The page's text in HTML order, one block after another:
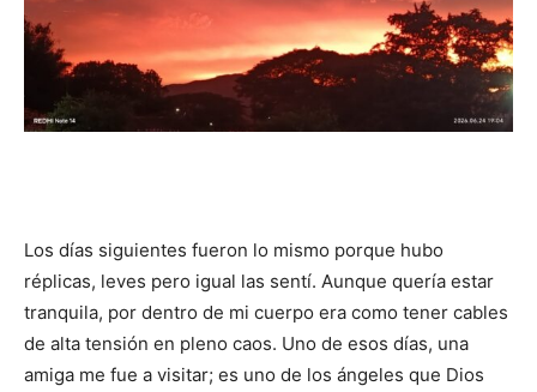
Los días siguientes fueron lo mismo porque hubo
réplicas, leves pero igual las sentí. Aunque quería estar
tranquila, por dentro de mi cuerpo era como tener cables
de alta tensión en pleno caos. Uno de esos días, una
amiga me fue a visitar; es uno de los ángeles que Dios